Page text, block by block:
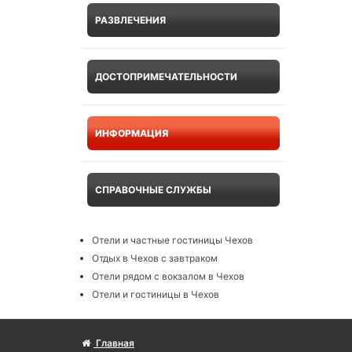
РАЗВЛЕЧЕНИЯ
ДОСТОПРИМЕЧАТЕЛЬНОСТИ
ИНФОРМАЦИЯ
СПРАВОЧНЫЕ СЛУЖБЫ
Отели и частные гостиницы Чехов
Отдых в Чехов с завтраком
Отели рядом с вокзалом в Чехов
Отели и гостиницы в Чехов
Главная